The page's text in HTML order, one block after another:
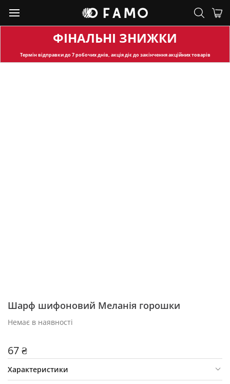
ФІНАЛЬНІ ЗНИЖКИ
Термін відправкидо 7 робочих днів, акція діє до закінчення акційних товарів
Шарф шифоновий Меланія горошки
Немає в наявності
67 ₴
Характеристики